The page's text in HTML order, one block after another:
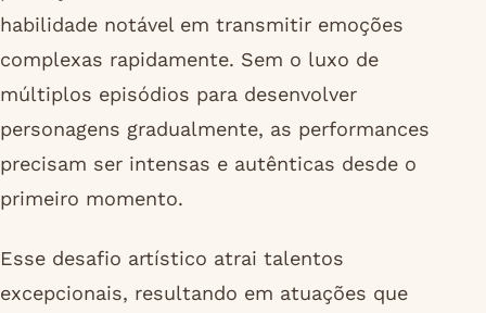
habilidade notável em transmitir emoções
complexas rapidamente. Sem o luxo de
múltiplos episódios para desenvolver
personagens gradualmente, as performances
precisam ser intensas e autênticas desde o
primeiro momento.
Esse desafio artístico atrai talentos
excepcionais, resultando em atuações que